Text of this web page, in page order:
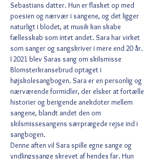
Sebastians datter. Hun er flasket op med
poesien og nærvær i sangene, og det ligger
naturligt i blodet, at musik kan skabe
fællesskab som intet andet. Sara har virket
som sanger og sangskriver i mere end 20 år.
I 2021 blev Saras sang om skilsmisse
Blomsterkransebrud optaget i
højskolesangbogen. Sara er en personlig og
nærværende formidler, der elsker at fortælle
historier og berigende anekdoter mellem
sangene, blandt andet den om
skilsmissesangens særprægede rejse ind i
sangbogen.
Denne aften vil Sara spille egne sange og
yndlingssange skrevet af hendes far. Hun